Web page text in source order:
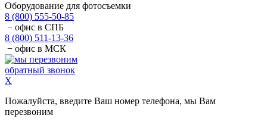
Оборудование для фотосъемки
8 (800) 555-50-85
− офис в СПБ
8 (800) 511-13-36
− офис в МСК
обратный звонок
X
Пожалуйста, введите Ваш номер телефона, мы Вам
перезвоним